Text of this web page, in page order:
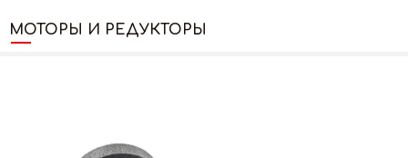
МОТОРЫ И РЕДУКТОРЫ